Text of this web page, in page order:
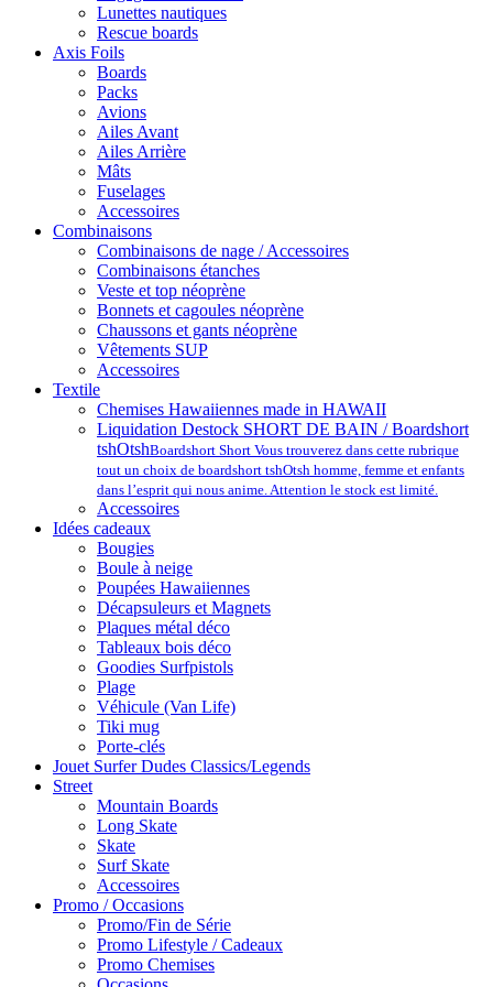
Lunettes nautiques
Rescue boards
Axis Foils
Boards
Packs
Avions
Ailes Avant
Ailes Arrière
Mâts
Fuselages
Accessoires
Combinaisons
Combinaisons de nage / Accessoires
Combinaisons étanches
Veste et top néoprène
Bonnets et cagoules néoprène
Chaussons et gants néoprène
Vêtements SUP
Accessoires
Textile
Chemises Hawaiiennes made in HAWAII
Liquidation Destock SHORT DE BAIN / Boardshort
tshOtshBoardshort Short Vous trouverez dans cette rubrique
tout un choix de boardshort tshOtsh homme, femme et enfants
dans l’esprit qui nous anime. Attention le stock est limité.
Accessoires
Idées cadeaux
Bougies
Boule à neige
Poupées Hawaiiennes
Décapsuleurs et Magnets
Plaques métal déco
Tableaux bois déco
Goodies Surfpistols
Plage
Véhicule (Van Life)
Tiki mug
Porte-clés
Jouet Surfer Dudes Classics/Legends
Street
Mountain Boards
Long Skate
Skate
Surf Skate
Accessoires
Promo / Occasions
Promo/Fin de Série
Promo Lifestyle / Cadeaux
Promo Chemises